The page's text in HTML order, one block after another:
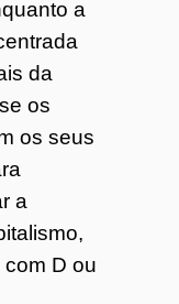
a
da
os
os seus
a
D ou